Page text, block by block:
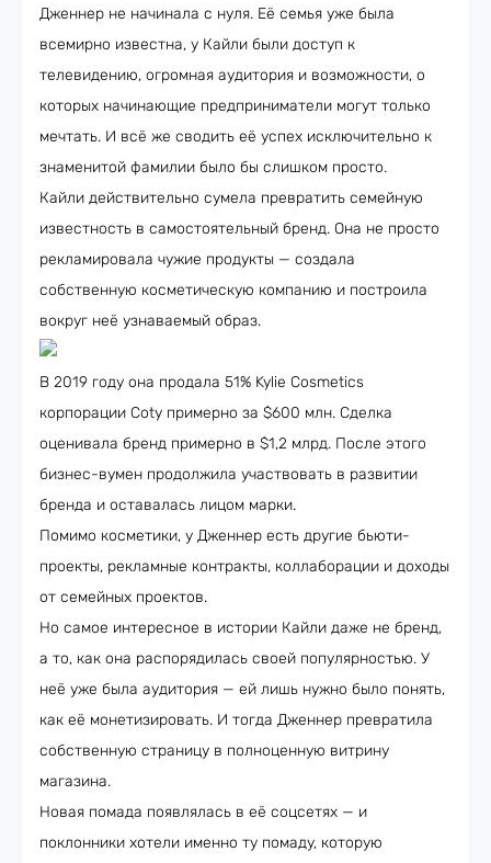
Дженнер не начинала с нуля. Её семья уже была
всемирно известна, у Кайли были доступ к
телевидению, огромная аудитория и возможности, о
которых начинающие предприниматели могут только
мечтать. И всё же сводить её успех исключительно к
знаменитой фамилии было бы слишком просто.
Кайли действительно сумела превратить семейную
известность в самостоятельный бренд. Она не просто
рекламировала чужие продукты — создала
собственную косметическую компанию и построила
вокруг неё узнаваемый образ.
В 2019 году она продала 51% Kylie Cosmetics
корпорации Coty примерно за $600 млн. Сделка
оценивала бренд примерно в $1,2 млрд. После этого
бизнес-вумен продолжила участвовать в развитии
бренда и оставалась лицом марки.
Помимо косметики, у Дженнер есть другие бьюти-
проекты, рекламные контракты, коллаборации и доходы
от семейных проектов.
Но самое интересное в истории Кайли даже не бренд,
а то, как она распорядилась своей популярностью. У
неё уже была аудитория — ей лишь нужно было понять,
как её монетизировать. И тогда Дженнер превратила
собственную страницу в полноценную витрину
магазина.
Новая помада появлялась в её соцсетях — и
поклонники хотели именно ту помаду, которую